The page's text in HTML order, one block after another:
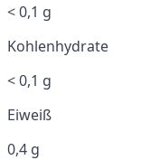
< 0,1 g
Kohlenhydrate
< 0,1 g
Eiweiß
0,4 g